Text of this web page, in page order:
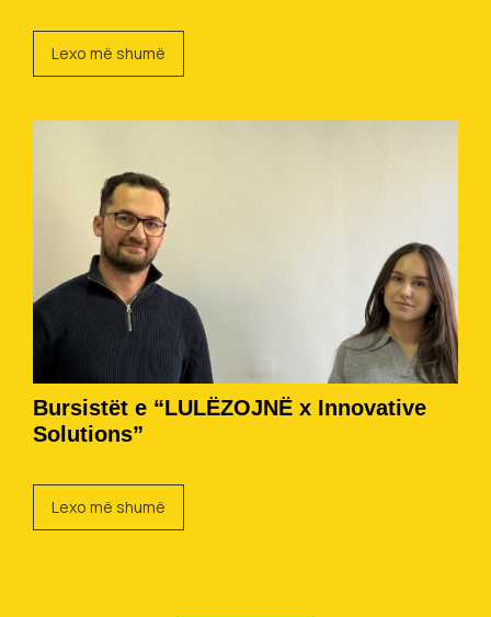
Lexo më shumë
Bursistët e “LULËZOJNË x Innovative
Solutions”
Lexo më shumë